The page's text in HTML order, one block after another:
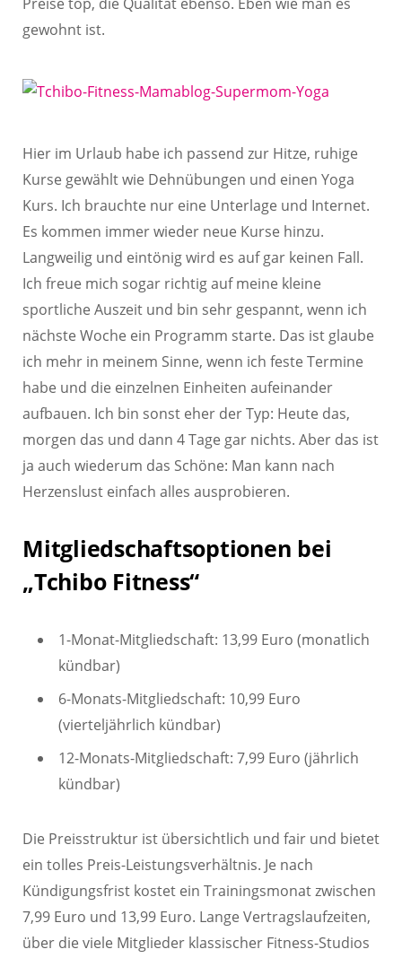
gewohnt ist.
Hier im Urlaub habe ich passend zur Hitze, ruhige
Kurse gewählt wie Dehnübungen und einen Yoga
Kurs. Ich brauchte nur eine Unterlage und Internet.
Es kommen immer wieder neue Kurse hinzu.
Langweilig und eintönig wird es auf gar keinen Fall.
Ich freue mich sogar richtig auf meine kleine
sportliche Auszeit und bin sehr gespannt, wenn ich
nächste Woche ein Programm starte. Das ist glaube
ich mehr in meinem Sinne, wenn ich feste Termine
habe und die einzelnen Einheiten aufeinander
aufbauen. Ich bin sonst eher der Typ: Heute das,
morgen das und dann 4 Tage gar nichts. Aber das ist
ja auch wiederum das Schöne: Man kann nach
Herzenslust einfach alles ausprobieren.
Mitgliedschaftsoptionen bei
„Tchibo Fitness“
1-Monat-Mitgliedschaft: 13,99 Euro (monatlich
kündbar)
6-Monats-Mitgliedschaft: 10,99 Euro
(vierteljährlich kündbar)
12-Monats-Mitgliedschaft: 7,99 Euro (jährlich
kündbar)
Die Preisstruktur ist übersichtlich und fair und bietet
ein tolles Preis-Leistungsverhältnis. Je nach
Kündigungsfrist kostet ein Trainingsmonat zwischen
7,99 Euro und 13,99 Euro. Lange Vertragslaufzeiten,
über die viele Mitglieder klassischer Fitness-Studios